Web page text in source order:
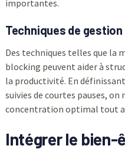
importantes.
Techniques de
Des techniques telles que la
blocking peuvent aider à
la productivité. En
suivies de courtes pauses,
concentration optimal tout
Intégrer le bien-